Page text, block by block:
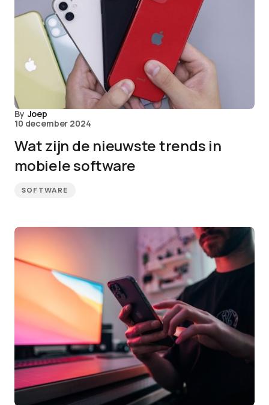
By Joep
10 december 2024
Wat zijn de nieuwste trends in
mobiele software
SOFTWARE